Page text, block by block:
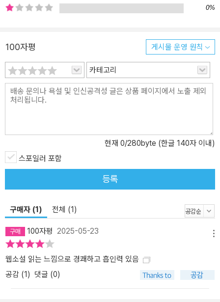
조적으로 방치되고 있으며, 여성과 성소수자, 흑인을 포함한 소수자
러한 현실을 기반으로, 작품 곳곳에 실제 수감자들의 일화, 통계, 법
제도의 맹점을 주석 형식으로 병치하며 독자의 판단을 요청한다. 하
지만 동시에, 데스 매치에 참가하는 인물들이 모두 살인, 강간 등 극단
적 범죄자임을 명시하며, “그럼에도 불구하고 그들이 여전히 인간으
로서 사랑받고 존중받을 수 있는 존재인지” 묻는다. 2018년 흑인 남
0만 명 중 88명이 연방 또는 주 교도소에 수용되어 있다. 백인 여성 1
0만 명 중 수용자가 49명인 것과 대조된다. _본문 중에서 이 남자는
이 쇼가 유도하는 대로 복잡한 방향의 용서를 실시간으로 타협하고
있는 듯했다. 우연이라도 일어난 듯이 윌은 선한 사람, 악한 사람이라
는 것이 어떤 의미인지에 대해 훨씬 열린 사람이 되었다. 그가 존중했
에서 그녀는 이레이저 형제들에게 야유를 보내는 것이 자랑스러웠다.
을 즐기고 있다는 것도 내심 알았다. 영웅들, 그러니까 레이저와 벨스,
그리고 그들의 파트너인 에이티와 외팔 흑인 남자 싱어가 이레이저
형제들이라는 문제를 해결하는 구도였다. 이레이저 형제들은 인종차
별주의 살인자니까 이 벌을 받아 마땅하다고, 체인에 있을 만하다고
느끼는 건 쉬웠다. 분명하고도 단순한 악으로 느껴지는 이레이저 형
0%
100자평 게시물 운영 원칙
카테고리
현재 0/280byte (한글 140자 이내)
스포일러 포함
등록
구매자 (1) 전체 (1)
100자평 2025-05-23
웹소설 읽는 느낌으로 경쾌하고 흡인력 있음
공감 (1 ) 댓글 (0)